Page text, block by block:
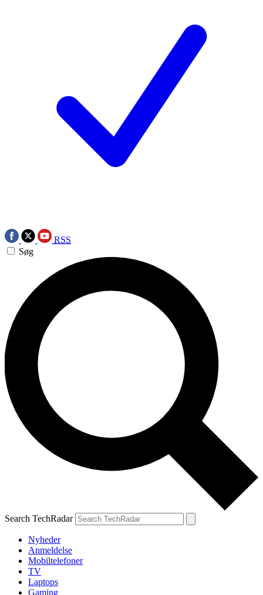
RSS
Søg
Search TechRadar
Nyheder
Anmeldelse
Mobiltelefoner
TV
Laptops
Gaming